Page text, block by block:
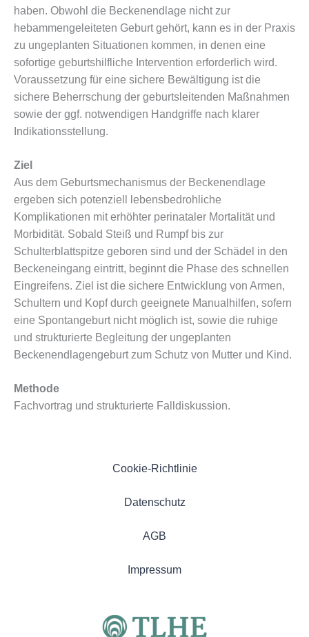
haben. Obwohl die Beckenendlage nicht zur
hebammengeleiteten Geburt gehört, kann es in der Praxis
zu ungeplanten Situationen kommen, in denen eine
sofortige geburtshilfliche Intervention erforderlich wird.
Voraussetzung für eine sichere Bewältigung ist die
sichere Beherrschung der geburtsleitenden Maßnahmen
sowie der ggf. notwendigen Handgriffe nach klarer
Indikationsstellung.
Ziel
Aus dem Geburtsmechanismus der Beckenendlage
ergeben sich potenziell lebensbedrohliche
Komplikationen mit erhöhter perinataler Mortalität und
Morbidität. Sobald Steiß und Rumpf bis zur
Schulterblattspitze geboren sind und der Schädel in den
Beckeneingang eintritt, beginnt die Phase des schnellen
Eingreifens. Ziel ist die sichere Entwicklung von Armen,
Schultern und Kopf durch geeignete Manualhilfen, sofern
eine Spontangeburt nicht möglich ist, sowie die ruhige
und strukturierte Begleitung der ungeplanten
Beckenendlagengeburt zum Schutz von Mutter und Kind.
Methode
Fachvortrag und strukturierte Falldiskussion.
Cookie-Richtlinie
Datenschutz
AGB
Impressum